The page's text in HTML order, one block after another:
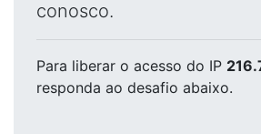
conosco.
Para liberar o acesso do IP
responda ao desafio abaixo.